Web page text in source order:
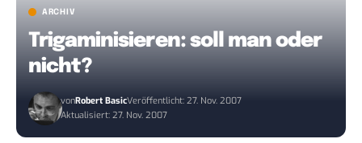
ARCHIV
Trigaminisieren: soll man oder
nicht?
vonRobert BasicVeröffentlicht: 27. Nov. 2007
Aktualisiert: 27. Nov. 2007